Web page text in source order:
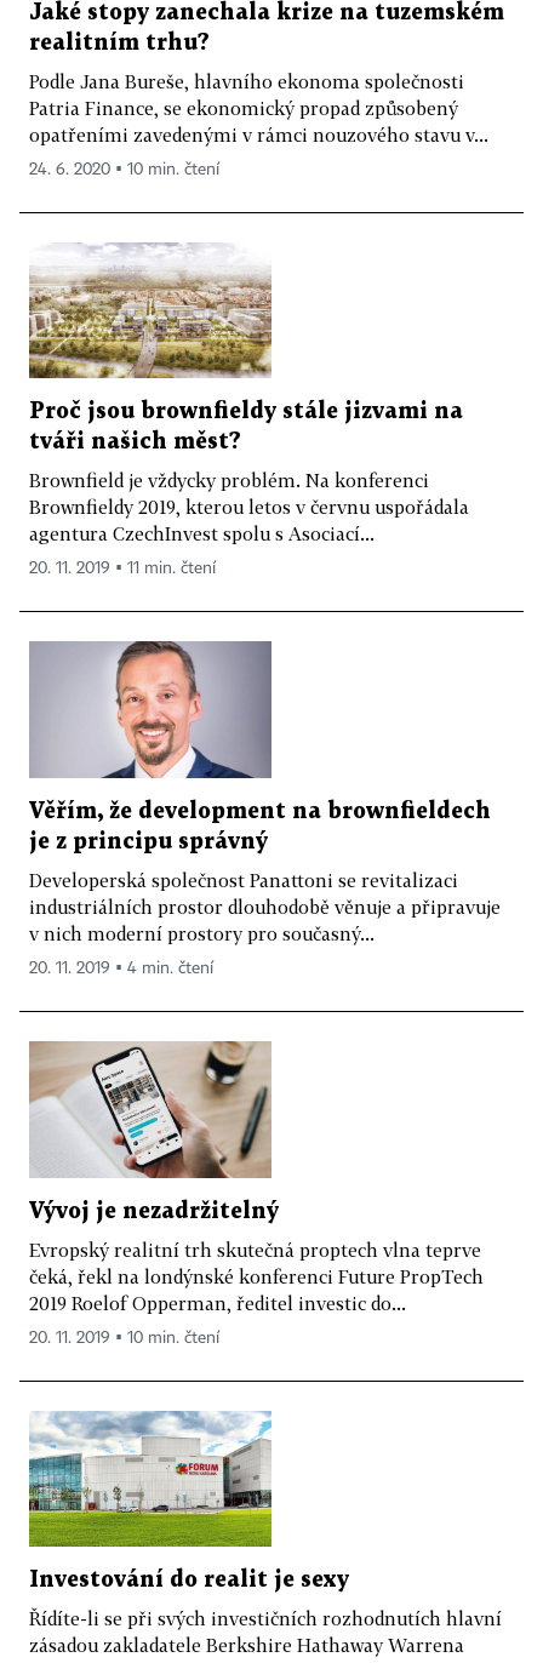
Jaké stopy zanechala krize na tuzemském
realitním trhu?
Podle Jana Bureše, hlavního ekonoma společnosti
Patria Finance, se ekonomický propad způsobený
opatřeními zavedenými v rámci nouzového stavu v...
24. 6. 2020 ▪ 10 min. čtení
Proč jsou brownfieldy stále jizvami na
tváři našich měst?
Brownfield je vždycky problém. Na konferenci
Brownfieldy 2019, kterou letos v červnu uspořádala
agentura Czech­Invest spolu s Asociací...
20. 11. 2019 ▪ 11 min. čtení
Věřím, že development na brownfieldech
je z principu správný
Developerská společnost Panattoni se revitalizaci
industriálních prostor dlouhodobě věnuje a připravuje
v nich moderní prostory pro současný...
20. 11. 2019 ▪ 4 min. čtení
Vývoj je nezadržitelný
Evropský realitní trh skutečná proptech vlna teprve
čeká, řekl na londýnské konferenci Future PropTech
2019 Roelof Opperman, ředitel investic do...
20. 11. 2019 ▪ 10 min. čtení
Investování do realit je sexy
Řídíte-li se při svých investičních rozhodnutích hlavní
zásadou zakladatele Berkshire Hathaway Warrena